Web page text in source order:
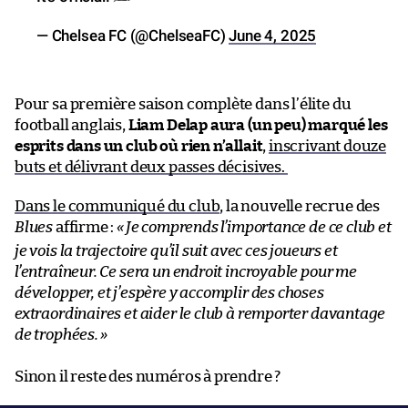
— Chelsea FC (@ChelseaFC)June 4, 2025
Pour sa première saison complète dans l’élite du
football anglais, Liam Delap aura (un peu) marqué les
esprits dans un club où rien n’allait, inscrivant douze
buts et délivrant deux passes décisives.
Dans le communiqué du club, la nouvelle recrue des
Bluesaffirme :«Je comprends l’importance de ce club et
je vois la trajectoire qu’il suit avec ces joueurs et
l’entraîneur. Ce sera un endroit incroyable pour me
développer, et j’espère y accomplir des choses
extraordinaires et aider le club à remporter davantage
de trophées.»
Sinon il reste des numéros à prendre ?